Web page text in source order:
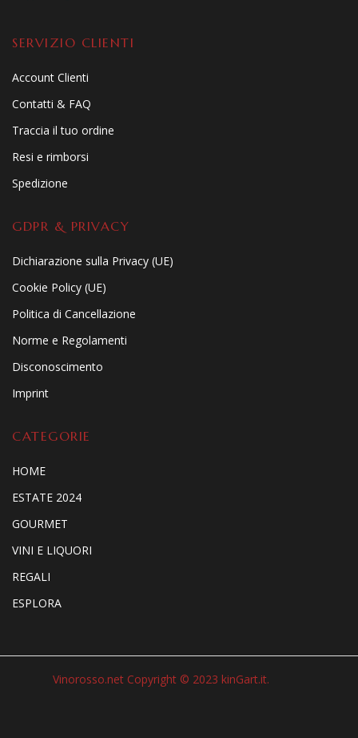
SERVIZIO CLIENTI
Account Clienti
Contatti & FAQ
Traccia il tuo ordine
Resi e rimborsi
Spedizione
GDPR & PRIVACY
Dichiarazione sulla Privacy (UE)
Cookie Policy (UE)
Politica di Cancellazione
Norme e Regolamenti
Disconoscimento
Imprint
CATEGORIE
HOME
ESTATE 2024
GOURMET
VINI E LIQUORI
REGALI
ESPLORA
Vinorosso.net Copyright © 2023 kinGart.it.